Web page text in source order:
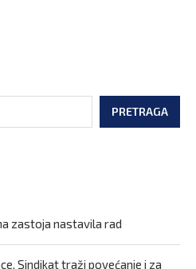
PRETRAGA
zastoja nastavila rad
Sindikat traži povećanje i za